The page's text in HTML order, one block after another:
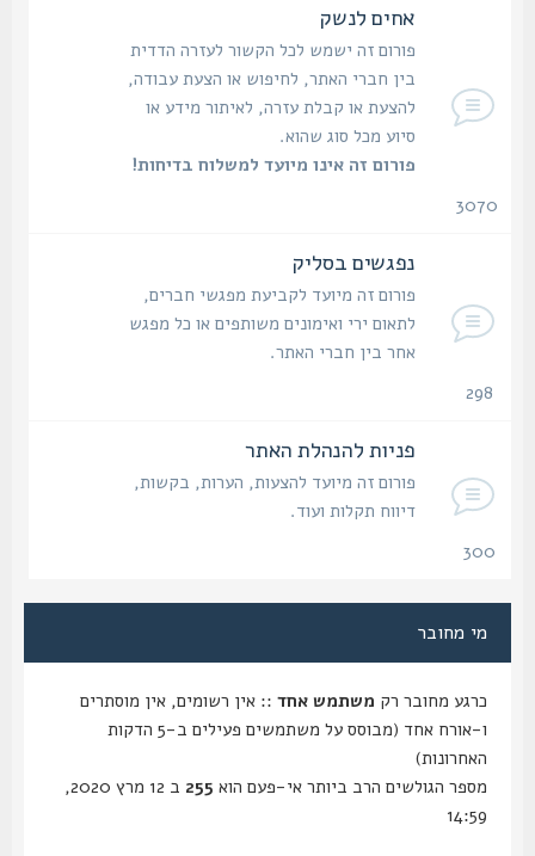
אחים לנשק
פורום זה ישמש לכל הקשור לעזרה הדדית
בין חברי האתר, לחיפוש או הצעת עבודה,
להצעת או קבלת עזרה, לאיתור מידע או
סיוע מכל סוג שהוא.
פורום זה אינו מיועד למשלוח בדיחות!
3070
נפגשים בסליק
פורום זה מיועד לקביעת מפגשי חברים,
לתאום ירי ואימונים משותפים או כל מפגש
אחר בין חברי האתר.
פניות להנהלת האתר
פורום זה מיועד להצעות, הערות, בקשות,
דיווח תקלות ועוד.
מי מחובר
כרגע מחובר רקמשתמש אחד :: אין רשומים, אין מוסתרים
ו-אורח אחד (מבוסס על משתמשים פעילים ב-5 הדקות
האחרונות)
מספר הגולשים הרב ביותר אי-פעם הוא255
ב 12 מרץ 2020,
14:59